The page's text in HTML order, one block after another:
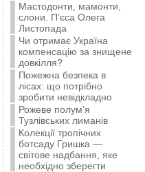
Мастодонти, мамонти,
слони. П’єса Олега
Листопада
Чи отримає Україна
компенсацію за знищене
довкілля?
Пожежна безпека в
лісах: що потрібно
зробити невідкладно
Рожеве полум’я
Тузлівських лиманів
Колекції тропічних
ботсаду Гришка —
світове надбання, яке
необхідно зберегти